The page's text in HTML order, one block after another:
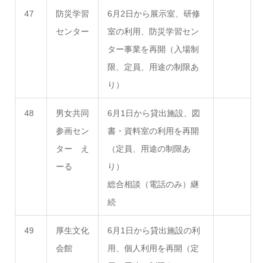
47
防災学習
センター
6月2日から展示室、研修
室の利用、防災学習セン
ター事業を再開（入場制
限、定員、用途の制限あ
り）
48
男女共同
参画セン
ター え
ーる
6月1日から貸出施設、図
書・資料室の利用を再開
（定員、用途の制限あ
り）
総合相談（電話のみ）継
続
49
厚生文化
会館
6月1日から貸出施設の利
用、個人利用を再開（定